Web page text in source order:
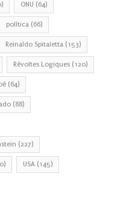
ONU (64)
política (66)
Reinaldo Spitaletta (153)
Révoltes Logiques (120)
(64)
(88)
(227)
USA (145)